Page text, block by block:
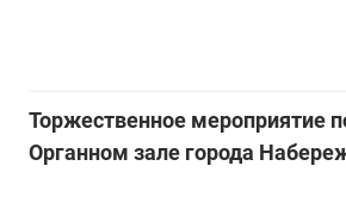
Торжественное мероприятие
Органном зале города